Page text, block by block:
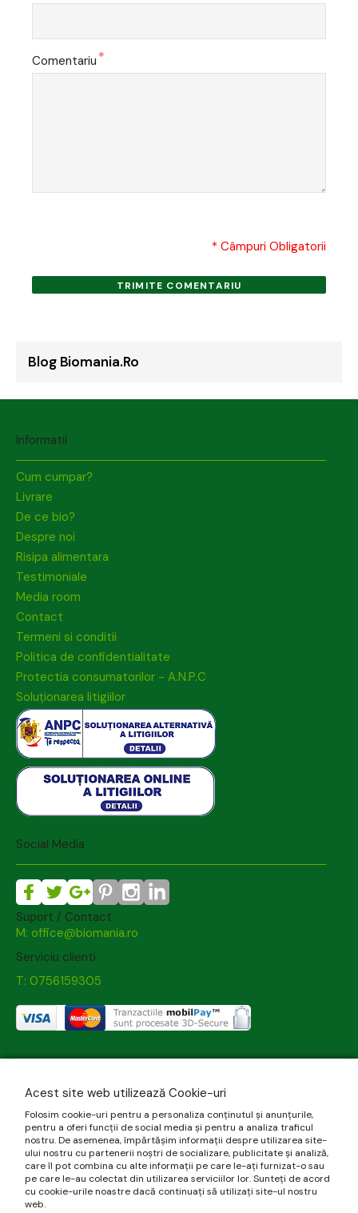
Comentariu *
* Câmpuri Obligatorii
TRIMITE COMENTARIU
Blog Biomania.ro
Informatii
Cum cumpar?
Livrare
De ce bio?
Despre noi
Risipa alimentara
Testimoniale
Media room
Contact
Termeni si conditii
Politica de confidentialitate
Protectia consumatorilor - A.N.P.C
Soluționarea litigiilor
Social Media
Suport / Contact
M: office@biomania.ro
Serviciu clienti
T: 0756159305
Acest site web utilizează Cookie-uri
Folosim cookie-uri pentru a personaliza conținutul și anunțurile,
pentru a oferi funcții de social media și pentru a analiza traficul
nostru. De asemenea, împărtășim informații despre utilizarea site-
ului nostru cu partenerii noștri de socializare, publicitate și analiză,
care îl pot combina cu alte informații pe care le-ați furnizat-o sau
pe care le-au colectat din utilizarea serviciilor lor. Sunteți de acord
cu cookie-urile noastre dacă continuați să utilizați site-ul nostru
web.